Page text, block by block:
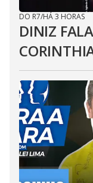
DO R7/HÁ 3 HORAS
DINIZ